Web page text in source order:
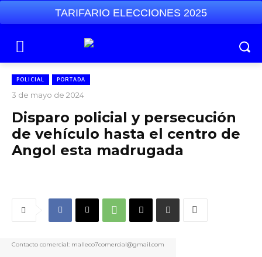
TARIFARIO ELECCIONES 2025
POLICIAL PORTADA
3 de mayo de 2024
Disparo policial y persecución
de vehículo hasta el centro de
Angol esta madrugada
Contacto comercial: malleco7comercial@gmail.com